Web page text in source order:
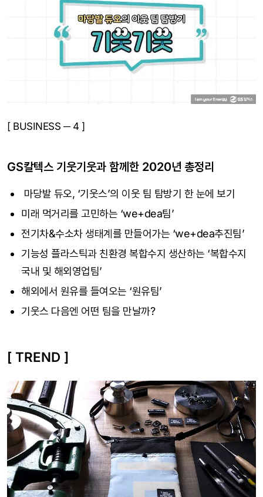
[ BUSINESS ─ 4 ]
GS칼텍스 기웃기웃과 함께한 2020년 총정리
마당발 듀오, ‘기웃스’의 이웃 팀 탐방기 한 눈에 보기
미래 먹거리를 고민하는 ‘we+dea팀’
전기차&수소차 생태계를 만들어가는 ‘we+dea추진팀’
기능성 플라스틱과 친환경 복합수지 생산하는 ‘복합수지
국내 및 해외영업팀’
해외에서 원유를 들여오는 ‘원유팀’
기웃스 다음엔 어떤 팀을 만날까?
[ TREND ]